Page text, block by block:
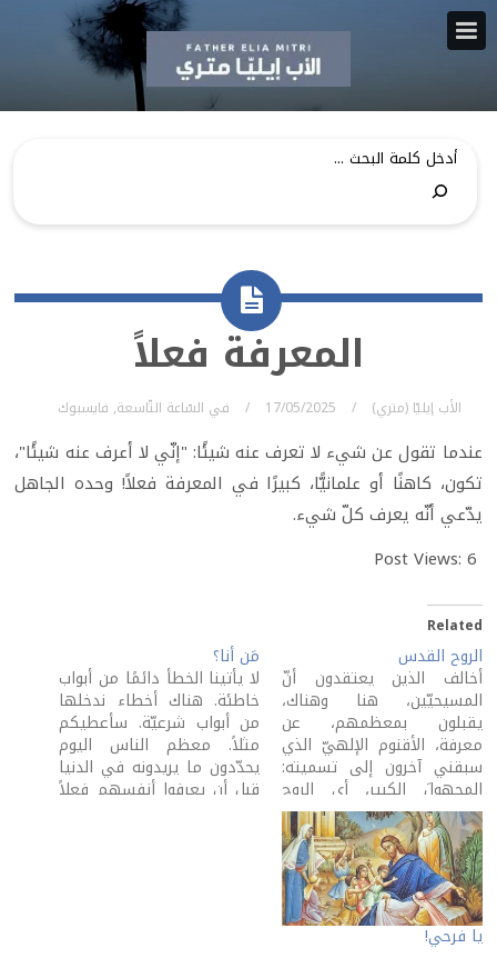
المعرفة فعلاً
الأب إيليّا (متري) 17/05/2025 في السّاعة التّاسعة, فايسبوك
عندما تقول عن شيء لا تعرف عنه شيئًا: "إنّي لا أعرف عنه شيئًا"،
تكون، كاهنًا أو علمانيًّا، كبيرًا في المعرفة فعلاً! وحده الجاهل
يدّعي أنّه يعرف كلّ شيء.
Post Views: 6
Related
الروح القدس
أخالف الذين يعتقدون أنّ
المسيحيّين، هنا وهناك،
يقبلون بمعظمهم، عن
معرفة، الأقنوم الإلهيّ الذي
سبقني آخرون إلى تسميته:
المجهولَ الكبير، أي الروح
القدس. هناك مَن يعرفونه، لا
شكّ. ولكن، هناك كثيرون لا
يعرفون عنه شيئًا. لا أبالغ إن
قلتُ إنّه حتّى أعضاء الحركات
النهضويّة التي قامت على
مصالحة فعل الروح…
مَن أنا؟
لا يأتينا الخطأ دائمًا من أبواب
خاطئة. هناك أخطاء ندخلها
من أبواب شرعيّة. سأعطيكم
مثلاً. معظم الناس اليوم
يحدّدون ما يريدونه في الدنيا
قبل أن يعرفوا أنفسهم فعلاً
يا فرحي!